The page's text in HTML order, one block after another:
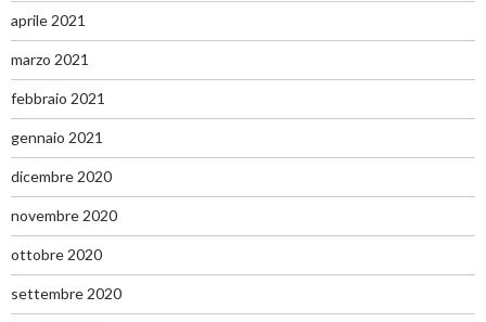
aprile 2021
marzo 2021
febbraio 2021
gennaio 2021
dicembre 2020
novembre 2020
ottobre 2020
settembre 2020